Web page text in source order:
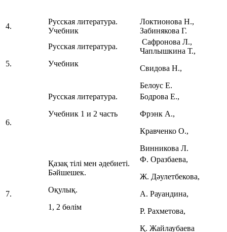
4.
Русская литература.
Учебник
Локтионова Н.,
Забинякова Г.
5.
Русская литература.
Учебник
Сафронова Л.,
Чаплышкина Т.,
Свидова Н.,
Белоус Е.
6.
Русская литература.
Учебник 1 и 2 часть
Бодрова Е.,
Фрэнк А.,
Кравченко О.,
Винникова Л.
7.
Қазақ тілі мен әдебиеті.
Бәйшешек.
Оқулық.
1, 2 бөлім
Ф. Оразбаева,
Ж. Дәулетбекова,
А. Рауандина,
Р. Рахметова,
Қ. Жайлаубаева